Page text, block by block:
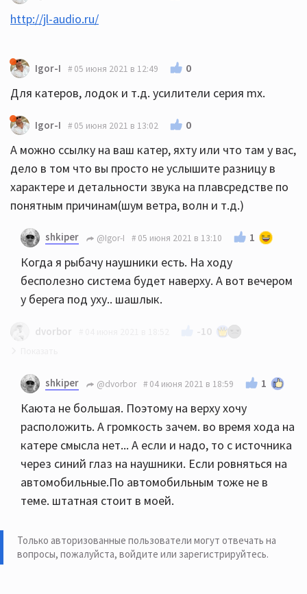
http://jl-audio.ru/
Igor-I 05 июня 2021 в 12:49 0
Для катеров, лодок и т.д. усилители серия mx.
Igor-I 05 июня 2021 в 13:02 0
А можно ссылку на ваш катер, яхту или что там у вас,
дело в том что вы просто не услышите разницу в
характере и детальности звука на плавсредстве по
понятным причинам(шум ветра, волн и т.д.)
shkiper @Igor-I 05 июня 2021 в 13:10 1
Когда я рыбачу наушники есть. На ходу
бесполезно система будет наверху. А вот вечером
у берега под уху.. шашлык.
dvorbor -10
Посмотрите
Или
shkiper @dvorbor 04 июня 2021 в 18:59 1
Каюта не большая. Поэтому на верху хочу
расположить. А громкость зачем. во время хода на
катере смысла нет... А если и надо, то с источника
через синий глаз на наушники. Если ровняться на
автомобильные.По автомобильным тоже не в
теме. штатная стоит в моей.
Только авторизованные пользователи могут отвечать на
вопросы, пожалуйста, войдите или зарегистрируйтесь.